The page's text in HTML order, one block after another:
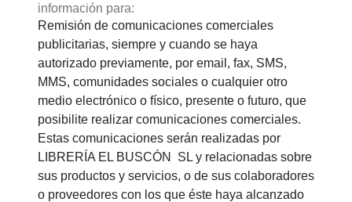
información para:
Remisión de comunicaciones comerciales
publicitarias, siempre y cuando se haya
autorizado previamente, por email, fax, SMS,
MMS, comunidades sociales o cualquier otro
medio electrónico o físico, presente o futuro, que
posibilite realizar comunicaciones comerciales.
Estas comunicaciones serán realizadas por
LIBRERÍA EL BUSCÓN SL y relacionadas sobre
sus productos y servicios, o de sus colaboradores
o proveedores con los que éste haya alcanzado